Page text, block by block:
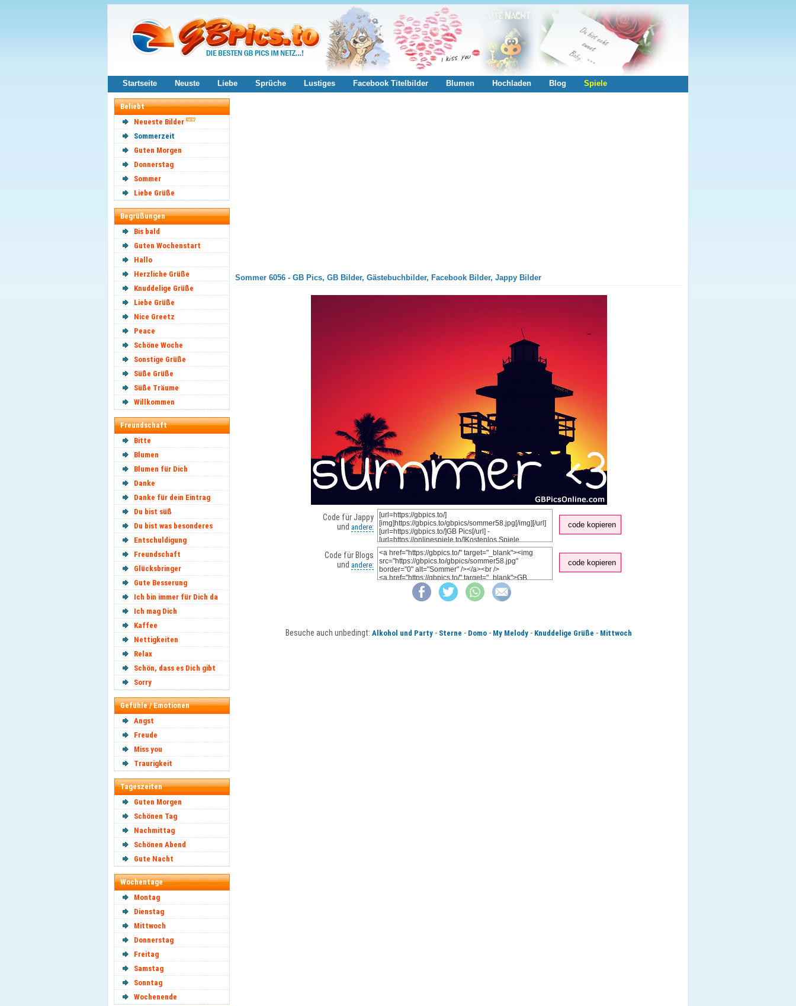
Startseite Neuste Liebe Sprüche Lustiges Facebook Titelbilder Blumen Hochladen Blog Spiele
Beliebt
Neueste Bilder
Sommerzeit
Guten Morgen
Donnerstag
Sommer
Liebe Grüße
Begrüßungen
Bis bald
Guten Wochenstart
Hallo
Herzliche Grüße
Knuddelige Grüße
Liebe Grüße
Nice Greetz
Peace
Schöne Woche
Sonstige Grüße
Süße Grüße
Süße Träume
Willkommen
Freundschaft
Bitte
Blumen
Blumen für Dich
Danke
Danke für dein Eintrag
Du bist süß
Du bist was besonderes
Entschuldigung
Freundschaft
Glücksbringer
Gute Besserung
Ich bin immer für Dich da
Ich mag Dich
Kaffee
Nettigkeiten
Relax
Schön, dass es Dich gibt
Sorry
Gefühle / Emotionen
Angst
Freude
Miss you
Traurigkeit
Tageszeiten
Guten Morgen
Schönen Tag
Nachmittag
Schönen Abend
Gute Nacht
Wochentage
Montag
Dienstag
Mittwoch
Donnerstag
Freitag
Samstag
Sonntag
Wochenende
Sommer 6056 - GB Pics, GB Bilder, Gästebuchbilder, Facebook Bilder, Jappy Bilder
Code für Jappy
und andere: code kopieren
Code für Blogs
und andere: code kopieren
Besuche auch unbedingt: Alkohol und Party - Sterne - Domo - My Melody - Knuddelige Grüße - Mittwoch